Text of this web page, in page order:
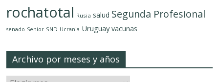
rochatotal Rusia salud Segunda Profesional
senado Senior SND Ucrania Uruguay vacunas
Archivo por meses y años